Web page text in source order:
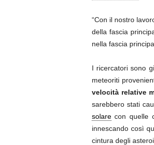
“Con il nostro
della fascia
nella fascia
I ricercatori sono
meteoriti
velocità relative
sarebbero stati
solarecon quelle
innescando così
cintura degli